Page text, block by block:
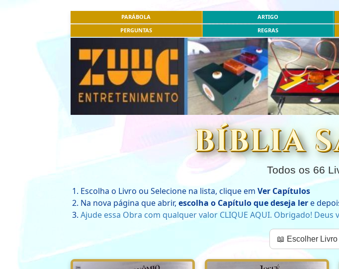
PARÁBOLA ARTIGO
PERGUNTAS
REGRAS
BÍBLIA
Todos os 66
Escolha o Livro ou Selecione na lista, clique em Ver Capítulos
Na nova página que abrir, escolha o Capítulo que deseja lere
Ajude essa Obra com qualquer valor CLIQUE AQUI. Obrigado!